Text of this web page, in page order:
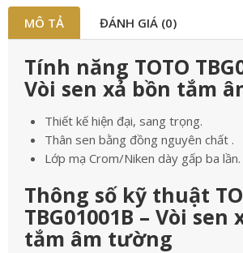
MÔ TẢ ĐÁNH GIÁ (0)
Tính năng TOTO
Vòi sen xả bồn tắm
Thiết kế hiện đại, sang trọng.
Thân sen bằng đồng nguyên chất .
Lớp mạ Crom/Niken dày gấp ba lần.
Thông số kỹ thuật
TBG01001B – Vòi sen
tắm âm tường